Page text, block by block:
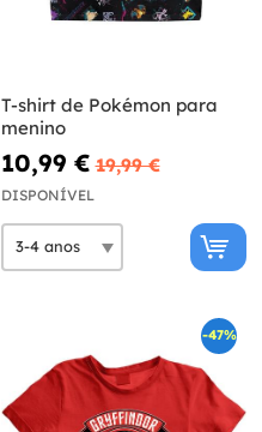
T-shirt de Pokémon para
menino
10,99 € 19,99 €
DISPONÍVEL
-47%